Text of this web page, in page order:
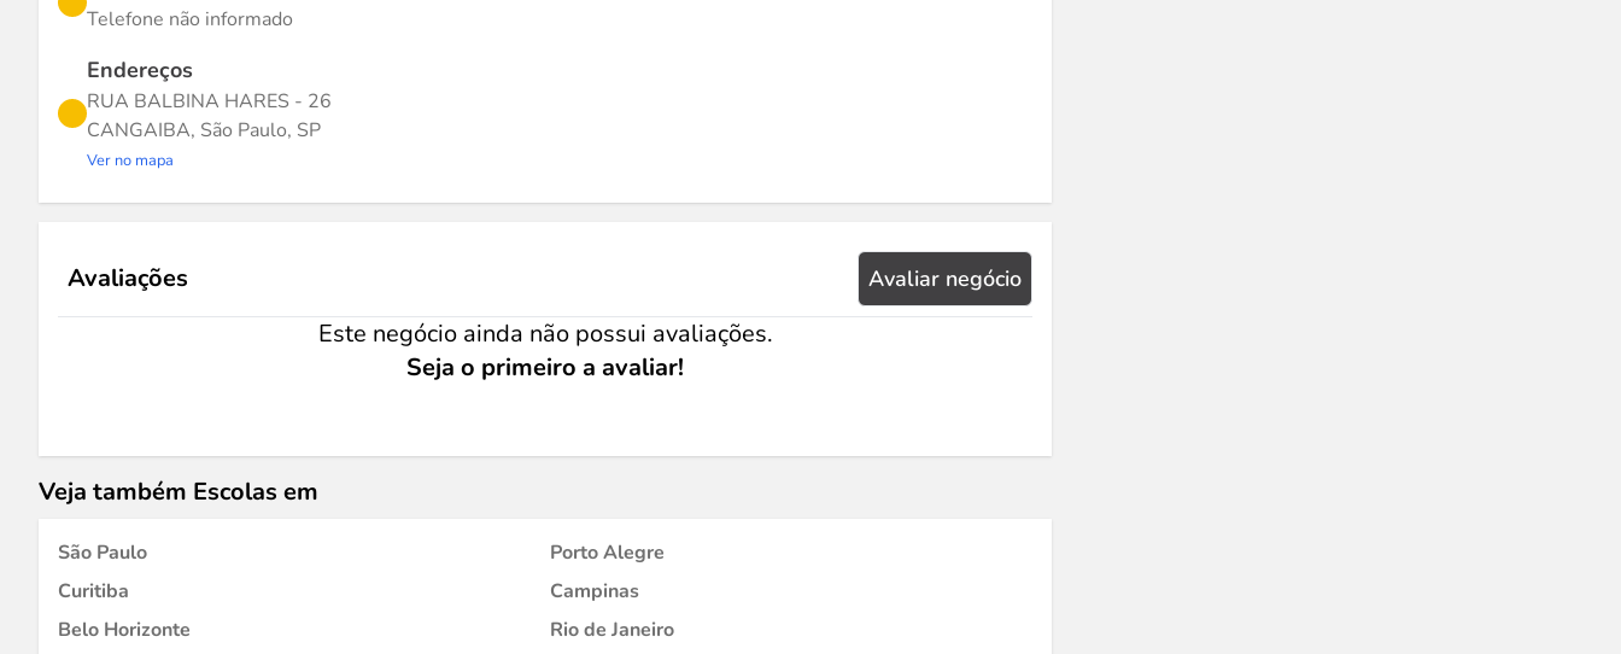
Telefone não informado
Endereços
RUA BALBINA HARES - 26
CANGAIBA, São Paulo, SP
Ver no mapa
Avaliações Avaliar negócio
Este negócio ainda não possui avaliações.
Seja o primeiro a avaliar!
Veja também Escolas em
São Paulo
Porto Alegre
Curitiba
Campinas
Belo Horizonte
Rio de Janeiro